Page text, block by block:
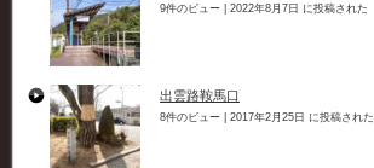
9件のビュー 2022年8月7日 に投稿された
出雲路鞍馬口
8件のビュー 2017年2月25日 に投稿された